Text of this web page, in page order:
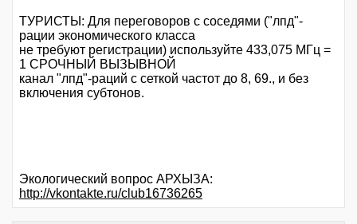
ТУРИСТЫ: Для переговоров с соседями ("лпд"-
рации экономического класса
не требуют регистрации) используйте 433,075 МГц =
1 СРОЧНЫЙ ВЫЗЫВНОЙ
канал "лпд"-раций с сеткой частот до 8, 69., и без
включения субтонов.
Экологический вопрос АРХЫЗА:
http://vkontakte.ru/club16736265